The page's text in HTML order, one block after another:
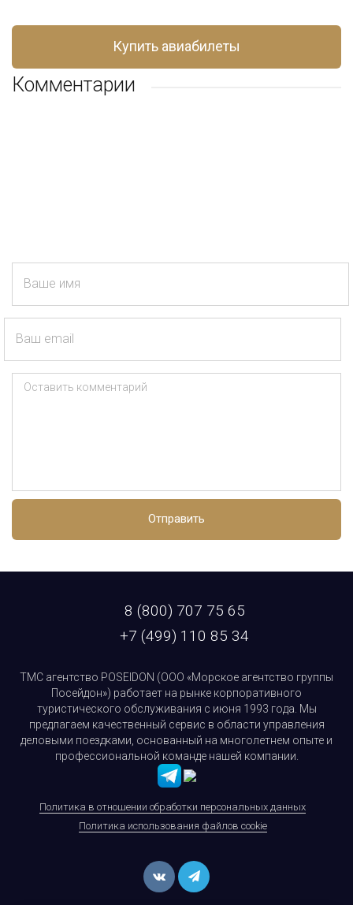
Купить авиабилеты
Комментарии
Ваше имя
Ваш email
Оставить комментарий
Отправить
8 (800) 707 75 65
+7 (499) 110 85 34
ТМС агентство POSEIDON (ООО «Морское агентство группы
Посейдон») работает на рынке корпоративного
туристического обслуживания с июня 1993 года. Мы
предлагаем качественный сервис в области управления
деловыми поездками, основанный на многолетнем опыте и
профессиональной команде нашей компании.
Политика в отношении обработки персональных данных
Политика использования файлов cookie